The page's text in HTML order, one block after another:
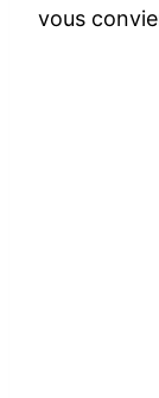
vous